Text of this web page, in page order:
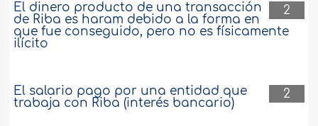
2
El dinero producto de una transacción
de Riba es haram debido a la forma en
que fue conseguido, pero no es físicamente
ilícito
2
El salario pago por una entidad que
trabaja con Riba (interés bancario)